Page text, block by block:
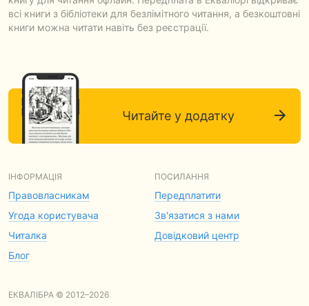
всі книги з бібліотеки для безлімітного читання, а безкоштовні
книги можна читати навіть без реєстрації.
Читайте у додатку
ІНФОРМАЦІЯ
Правовласникам
Угода користувача
Читалка
Блог
ПОСИЛАННЯ
Передплатити
Зв'язатися з нами
Довідковий центр
ЕКВАЛІБРА © 2012–2026